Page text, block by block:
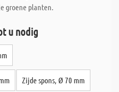
groene planten.
u nodig
Zijde spons, Ø 70 mm